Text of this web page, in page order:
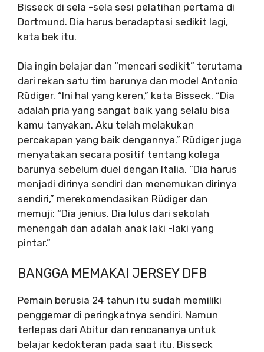
Bisseck di sela -sela sesi pelatihan pertama di
Dortmund. Dia harus beradaptasi sedikit lagi,
kata bek itu.
Dia ingin belajar dan “mencari sedikit” terutama
dari rekan satu tim barunya dan model Antonio
Rüdiger. “Ini hal yang keren,” kata Bisseck. “Dia
adalah pria yang sangat baik yang selalu bisa
kamu tanyakan. Aku telah melakukan
percakapan yang baik dengannya.” Rüdiger juga
menyatakan secara positif tentang kolega
barunya sebelum duel dengan Italia. “Dia harus
menjadi dirinya sendiri dan menemukan dirinya
sendiri,” merekomendasikan Rüdiger dan
memuji: “Dia jenius. Dia lulus dari sekolah
menengah dan adalah anak laki -laki yang
pintar.”
BANGGA MEMAKAI JERSEY DFB
Pemain berusia 24 tahun itu sudah memiliki
penggemar di peringkatnya sendiri. Namun
terlepas dari Abitur dan rencananya untuk
belajar kedokteran pada saat itu, Bisseck